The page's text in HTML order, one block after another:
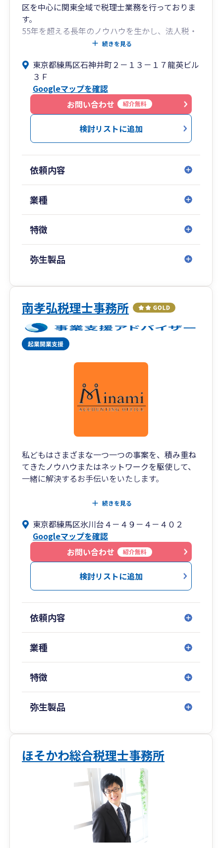
区を中心に関東全域で税理士業務を行っておりま
す。
55年を超える長年のノウハウを生かし、法人税・
所得税等の税務や会計業務にとどまらず、法人設
対応いたします。
続きを見る
東京都練馬区石神井町２－１３－１７龍英ビル
３Ｆ
Googleマップを確認
お問い合わせ
紹介無料
検討リストに追加
依頼内容
業種
特徴
弥生製品
南孝弘税理士事務所
私どもはさまざまな一つ一つの事案を、積み重ね
てきたノウハウまたはネットワークを駆使して、
一緒に解決するお手伝いをいたします。
決算書、申告書の作成のみならず、訪問先の皆様
くことが、私どもの役割であると考えておりま
す。
皆様に対して、よろず「相談窓口」として親切・
丁寧なサービスの提供をしてまいります。
銀行出身者よる、顧問先様向け『無料借入相談
会』なども、好評をいただいております。
乗り越えていきましょう。
私どもがそのお役に立ちます。
続きを見る
東京都練馬区氷川台４－４９－４－４０２
Googleマップを確認
お問い合わせ
紹介無料
検討リストに追加
依頼内容
業種
特徴
弥生製品
ほそかわ総合税理士事務所